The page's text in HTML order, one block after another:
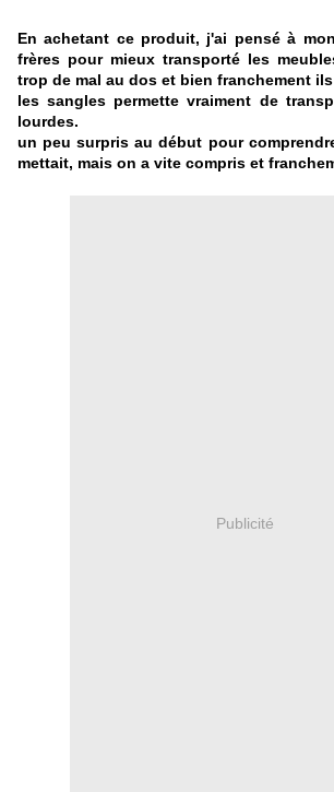
En achetant ce produit, j'ai pensé à
frères pour mieux transporté les
trop de mal au dos et bien franchement
les sangles permette vraiment de
lourdes.
un peu surpris au début pour
mettait, mais on a vite compris et
Publicité